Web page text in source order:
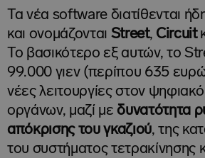
Τα νέα software διατίθενται
και ονομάζονται Street, Circuit
Το βασικότερο εξ αυτών, το
99.000 γιεν (περίπου 635
νέες λειτουργίες στον
οργάνων, μαζί μεδυνατότητα
απόκρισης του γκαζιού, της
του συστήματος τετρακίνησης